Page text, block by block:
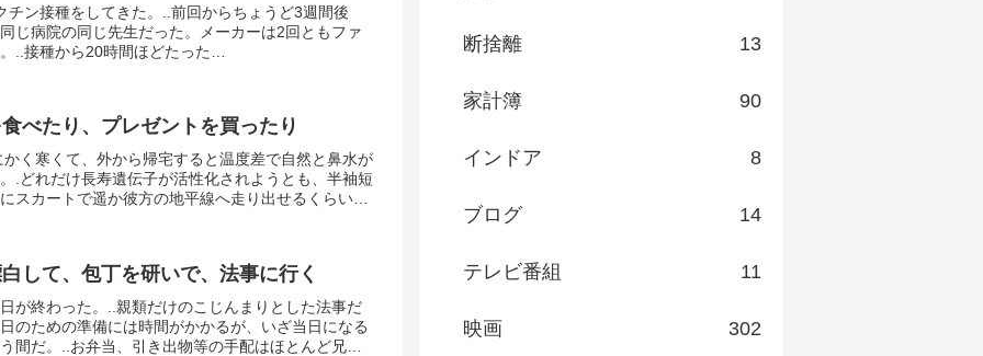
チン接種をしてきた。..前回からちょうど3週間後
じ病院の同じ先生だった。メーカーは2回ともファ
..接種から20時間ほどたった
べたり、プレゼントを買ったり
く寒くて、外から帰宅すると温度差で自然と鼻水が
.どれだけ長寿遺伝子が活性化されようとも、半袖短
スカートで遥か彼方の地平線へ走り出せるくらいの
して、包丁を研いで、法事に行く
が終わった。..親類だけのこじんまりとした法事だ
のための準備には時間がかかるが、いざ当日になる
間だ。..お弁当、引き出物等の手配はほとんど兄が
断捨離 13
家計簿 90
インドア 8
ブログ 14
テレビ番組 11
映画 302